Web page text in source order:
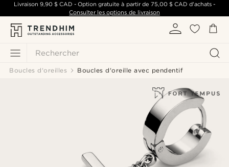
Rechercher
Livraison 9,90 $ CAD - Option gratuite à partir de 75,00 $ CAD d'achats -
Consulter les options de livraison
Boucles d'oreilles Boucles d'oreille avec pendentif